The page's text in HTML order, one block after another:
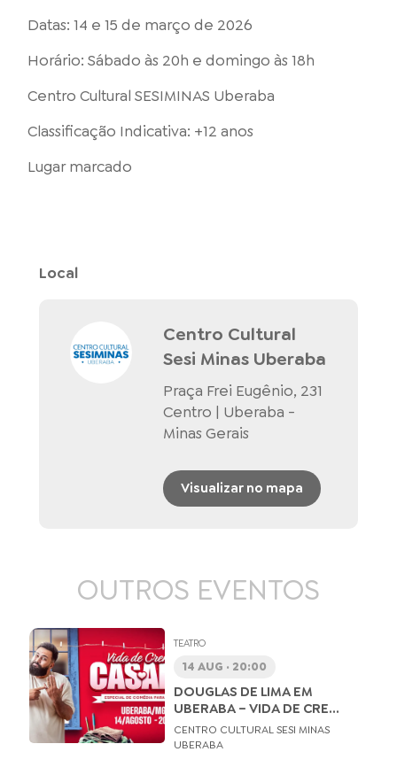
Datas: 14 e 15 de março de 2026
Horário: Sábado às 20h e domingo às 18h
Centro Cultural SESIMINAS Uberaba
Classificação Indicativa: +12 anos
Lugar marcado
Local
Centro Cultural
Sesi Minas Uberaba
Praça Frei Eugênio, 231
Centro | Uberaba -
Minas Gerais
Visualizar no mapa
OUTROS EVENTOS
TEATRO
14 AUG · 20:00
DOUGLAS DE LIMA EM
UBERABA – VIDA DE CRE...
CENTRO CULTURAL SESI MINAS
UBERABA